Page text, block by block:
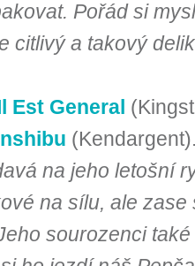
Pořád si
citlivý a takový
Est General
na jeho letošní
na sílu, ale
sourozenci